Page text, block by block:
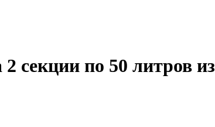
секции по 50 литров из